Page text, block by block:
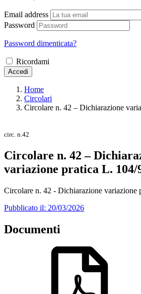
Email address
Password
Password dimenticata?
Ricordami
Accedi
Home
Circolari
Circolare n. 42 – Dichiarazione
circ. n.42
Circolare n. 42 –
variazione pratica L. 104/
Circolare n. 42 - Dichiarazione variazione
Pubblicato il: 20/03/2026
Documenti